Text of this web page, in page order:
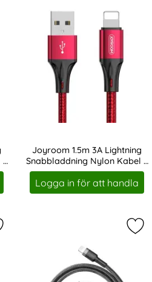
-
Joyroom 1.5m 3A Lightning
Snabbladdning Nylon Kabel -
Röd
Art. nr 19315
Logga in för att handla
baseus Cafule 0.5m